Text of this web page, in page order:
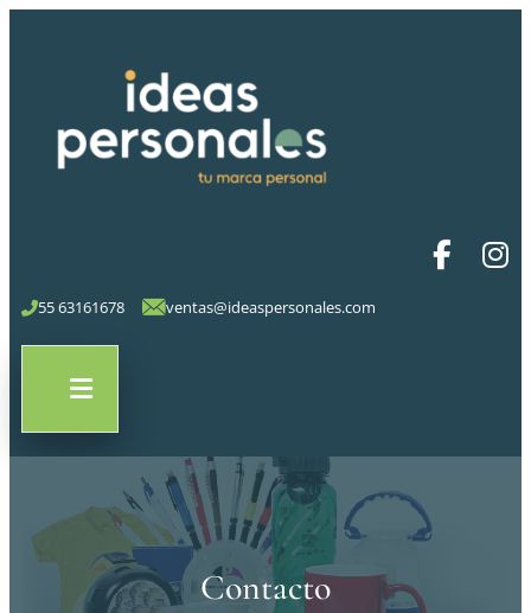
55 63161678 ventas@ideaspersonales.com
Contacto